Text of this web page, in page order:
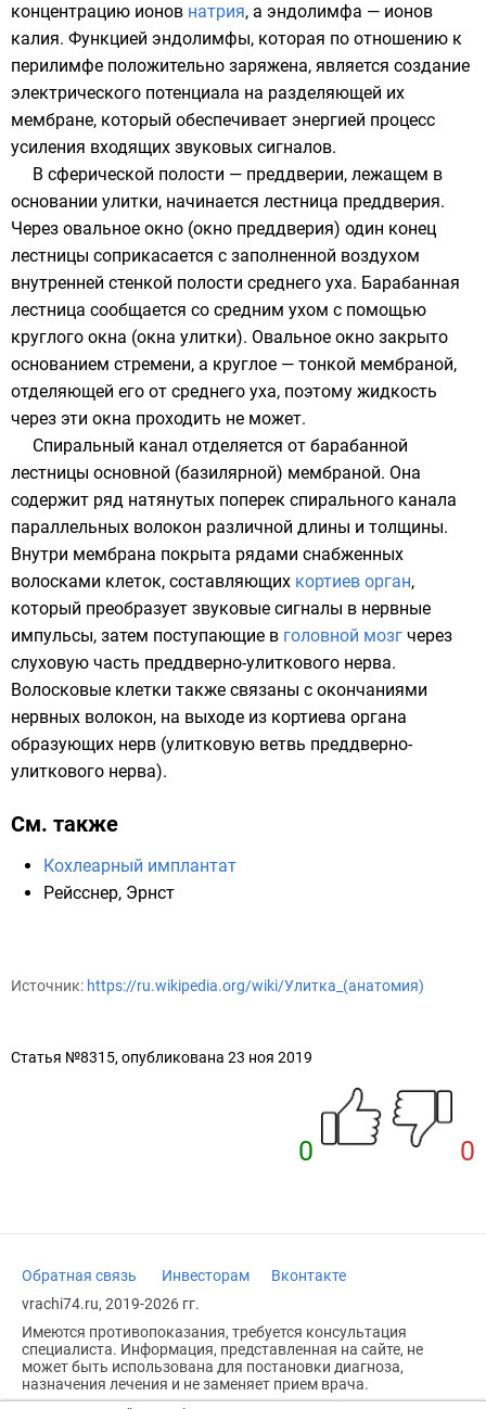
концентрацию ионов натрия, а эндолимфа — ионов
калия. Функцией эндолимфы, которая по отношению к
перилимфе положительно заряжена, является создание
электрического потенциала на разделяющей их
мембране, который обеспечивает энергией процесс
усиления входящих звуковых сигналов.
В сферической полости — преддверии, лежащем в
основании улитки, начинается лестница преддверия.
Через овальное окно (окно преддверия) один конец
лестницы соприкасается с заполненной воздухом
внутренней стенкой полости среднего уха. Барабанная
лестница сообщается со средним ухом с помощью
круглого окна (окна улитки). Овальное окно закрыто
основанием стремени, а круглое — тонкой мембраной,
отделяющей его от среднего уха, поэтому жидкость
через эти окна проходить не может.
Спиральный канал отделяется от барабанной
лестницы основной (базилярной) мембраной. Она
содержит ряд натянутых поперек спирального канала
параллельных волокон различной длины и толщины.
Внутри мембрана покрыта рядами снабженных
волосками клеток, составляющих кортиев орган,
который преобразует звуковые сигналы в нервные
импульсы, затем поступающие в головной мозг через
слуховую часть преддверно-улиткового нерва.
Волосковые клетки также связаны с окончаниями
нервных волокон, на выходе из кортиева органа
образующих нерв (улитковую ветвь преддверно-
улиткового нерва).
См. также
Кохлеарный имплантат
Рейсснер, Эрнст
Источник: https://ru.wikipedia.org/wiki/Улитка_(анатомия)
Статья №8315, опубликована 23 ноя 2019
0 0
Обратная связь Инвесторам
Вконтакте
vrachi74.ru, 2019-2026 гг.
Имеются противопоказания, требуется консультация
специалиста. Информация, представленная на сайте, не
может быть использована для постановки диагноза,
назначения лечения и не заменяет прием врача.